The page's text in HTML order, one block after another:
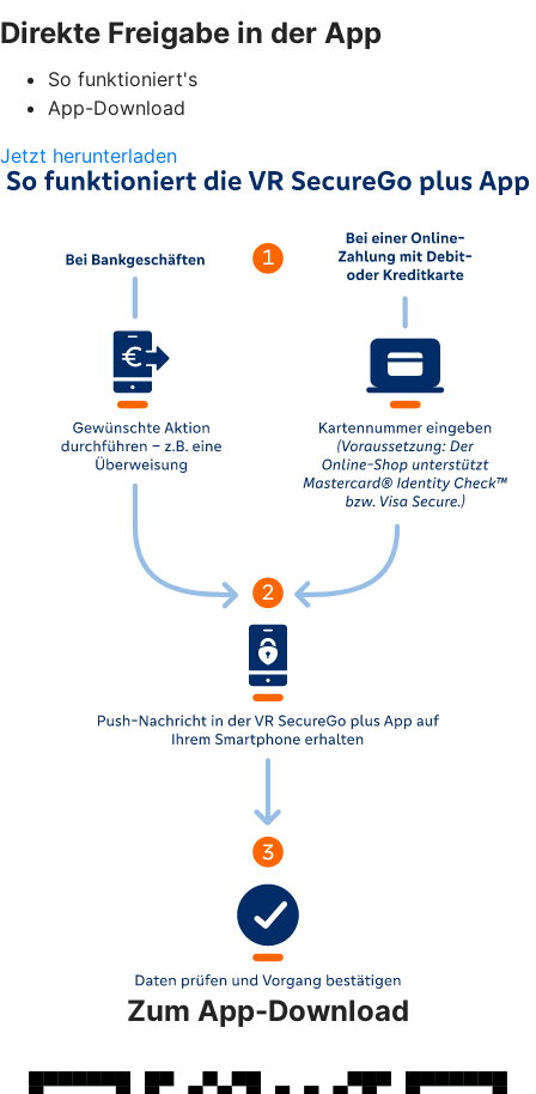
Direkte Freigabe in der App
So funktioniert's
App-Download
Jetzt herunterladen
Zum App-Download